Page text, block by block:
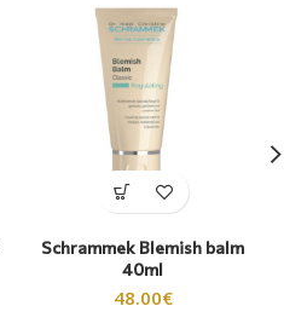
Schrammek Blemish balm
40ml
48.00€